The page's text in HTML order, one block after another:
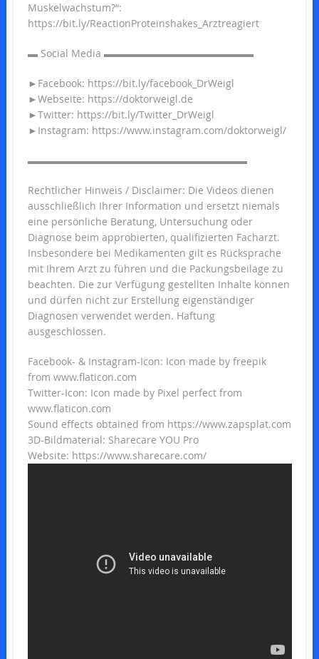
Muskelwachstum?“:
https://bit.ly/ReactionProteinshakes_Arztreagiert
▬ Social Media ▬▬▬▬▬▬▬▬▬▬▬▬▬▬▬
►Facebook: https://bit.ly/facebook_DrWeigl
►Webseite: https://doktorweigl.de
►Twitter: https://bit.ly/Twitter_DrWeigl
►Instagram: https://www.instagram.com/doktorweigl/
▬▬▬▬▬▬▬▬▬▬▬▬▬▬▬▬▬▬▬▬▬▬
Rechtlicher Hinweis / Disclaimer: Die Videos dienen
ausschließlich Ihrer Information und ersetzt niemals
eine persönliche Beratung, Untersuchung oder
Diagnose beim approbierten, qualifizierten Facharzt.
Insbesondere bei Medikamenten gilt es Rücksprache
mit Ihrem Arzt zu führen und die Packungsbeilage zu
beachten. Die zur Verfügung gestellten Inhalte können
und dürfen nicht zur Erstellung eigenständiger
Diagnosen verwendet werden. Haftung
ausgeschlossen.
Facebook- & Instagram-Icon: Icon made by freepik
from www.flaticon.com
Twitter-Icon: Icon made by Pixel perfect from
www.flaticon.com
Sound effects obtained from https://www.zapsplat.com
3D-Bildmaterial: Sharecare YOU Pro
Website: https://www.sharecare.com/